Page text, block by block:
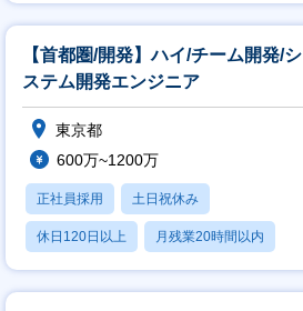
月残業20時間以内
【首都圏/開発】ハイ/チーム開発/シ
ステム開発エンジニア
東京都
600万~1200万
正社員採用 土日祝休み
休日120日以上 月残業20時間以内
賞与あり